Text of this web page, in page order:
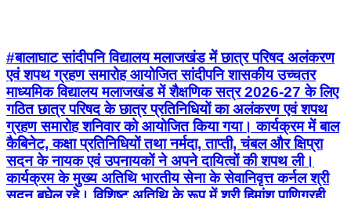
#बालाघाट सांदीपनि विद्यालय मलाजखंड में छात्र परिषद अलंकरण
एवं शपथ ग्रहण समारोह आयोजित सांदीपनि शासकीय उच्चतर
माध्यमिक विद्यालय मलाजखंड में शैक्षणिक सत्र 2026-27 के लिए
गठित छात्र परिषद के छात्र प्रतिनिधियों का अलंकरण एवं शपथ
ग्रहण समारोह शनिवार को आयोजित किया गया। कार्यक्रम में बाल
कैबिनेट, कक्षा प्रतिनिधियों तथा नर्मदा, ताप्ती, चंबल और क्षिप्रा
सदन के नायक एवं उपनायकों ने अपने दायित्वों की शपथ ली।
कार्यक्रम के मुख्य अतिथि भारतीय सेना के सेवानिवृत्त कर्नल श्री